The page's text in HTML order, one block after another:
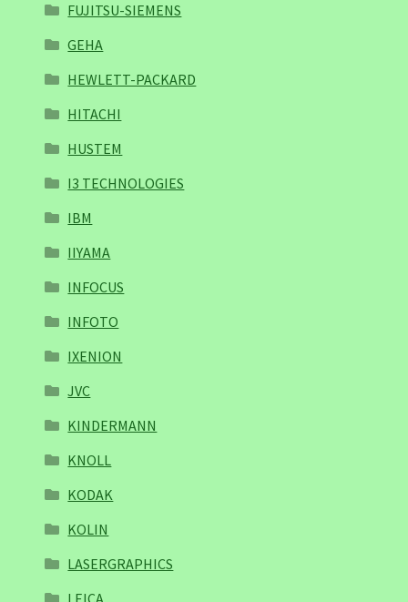
FUJITSU-SIEMENS
GEHA
HEWLETT-PACKARD
HITACHI
HUSTEM
I3 TECHNOLOGIES
IBM
IIYAMA
INFOCUS
INFOTO
IXENION
JVC
KINDERMANN
KNOLL
KODAK
KOLIN
LASERGRAPHICS